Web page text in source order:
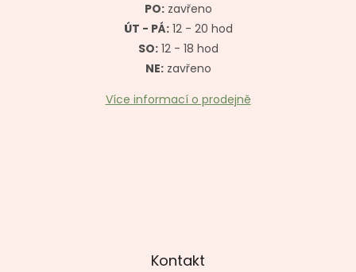
PO:zavřeno
ÚT - PÁ:12 - 20 hod
SO:12 - 18 hod
NE:zavřeno
Více informací o prodejně
Kontakt